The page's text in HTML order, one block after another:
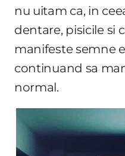
nu uitam ca, in
dentare, pisicile si
manifeste semne
continuand sa
normal.